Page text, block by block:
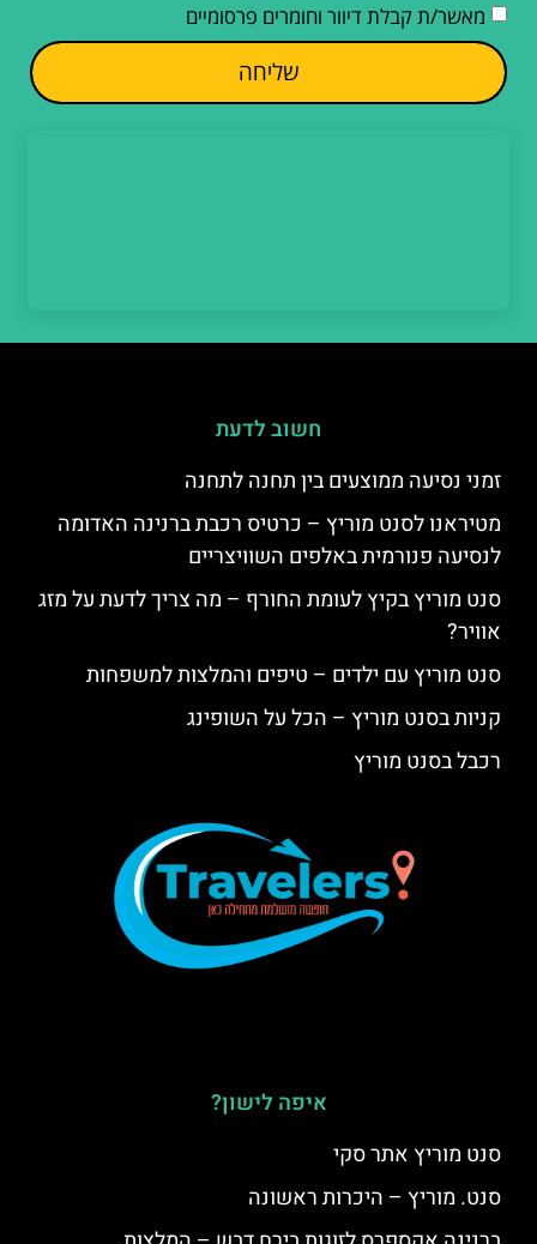
מאשר/ת קבלת דיוור וחומרים פרסומיים
שליחה
חשוב לדעת
זמני נסיעה ממוצעים בין תחנה לתחנה
מטיראנו לסנט מוריץ – כרטיס רכבת ברנינה האדומה
לנסיעה פנורמית באלפים השוויצריים
סנט מוריץ בקיץ לעומת החורף – מה צריך לדעת על מזג
אוויר?
סנט מוריץ עם ילדים – טיפים והמלצות למשפחות
קניות בסנט מוריץ – הכל על השופינג
רכבל בסנט מוריץ
איפה לישון?
סנט מוריץ אתר סקי
סנט. מוריץ – היכרות ראשונה